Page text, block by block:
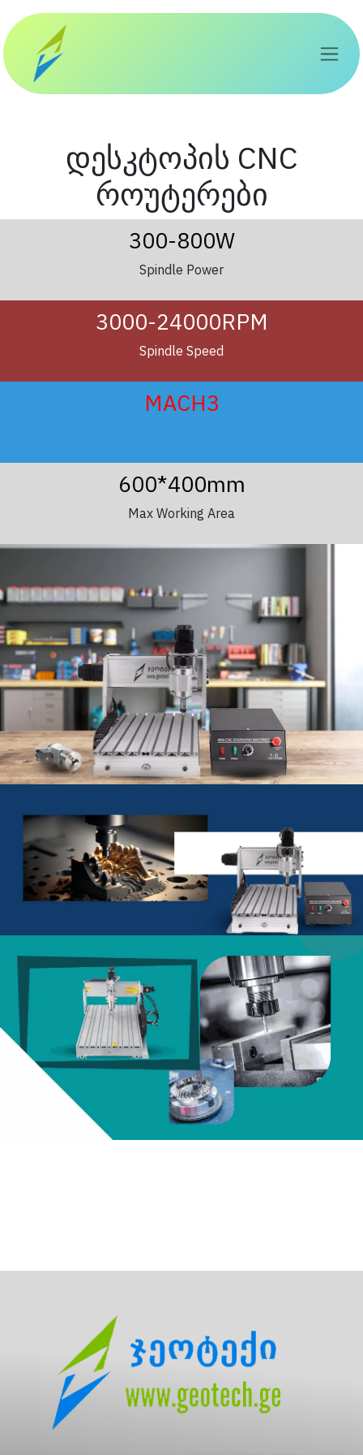
დესკტოპის CNC
როუტერები
300-800W
Spindle Power
3000-24000RPM
Spindle Speed
MACH3
600*400mm
Max Working Area